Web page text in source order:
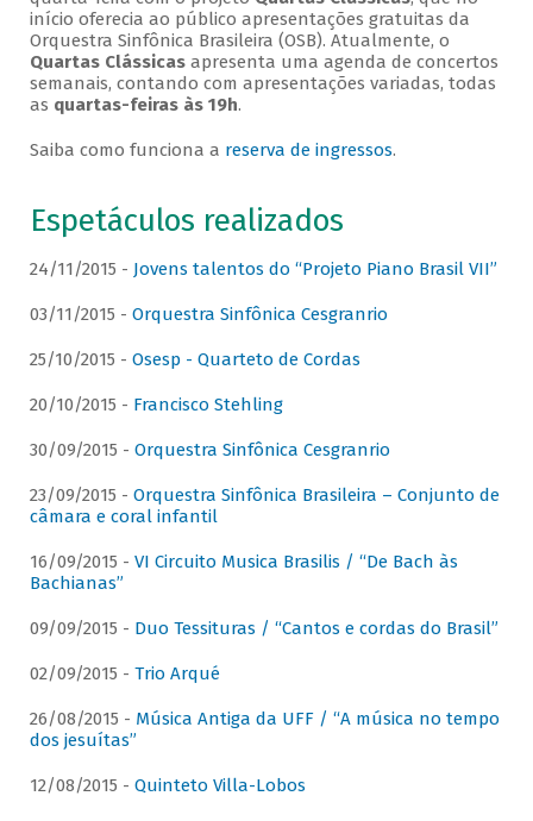
início oferecia ao público apresentações gratuitas da
Orquestra Sinfônica Brasileira (OSB). Atualmente, o
Quartas Clássicasapresenta uma agenda de concertos
semanais, contando com apresentações variadas, todas
as quartas-feiras às 19h.
Saiba como funciona a reserva de ingressos.
Espetáculos realizados
24/11/2015 - Jovens talentos do “Projeto Piano Brasil VII”
03/11/2015 - Orquestra Sinfônica Cesgranrio
25/10/2015 - Osesp - Quarteto de Cordas
20/10/2015 - Francisco Stehling
30/09/2015 - Orquestra Sinfônica Cesgranrio
23/09/2015 - Orquestra Sinfônica Brasileira – Conjunto de
câmara e coral infantil
16/09/2015 - VI Circuito Musica Brasilis / “De Bach às
Bachianas”
09/09/2015 - Duo Tessituras / “Cantos e cordas do Brasil”
02/09/2015 - Trio Arqué
26/08/2015 - Música Antiga da UFF / “A música no tempo
dos jesuítas”
12/08/2015 - Quinteto Villa-Lobos